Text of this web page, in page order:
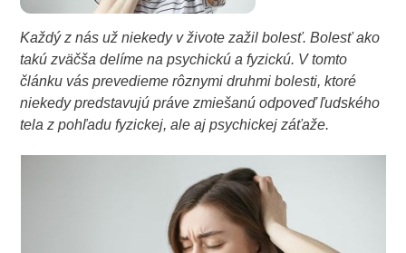
Každý z nás už niekedy v živote zažil bolesť. Bolesť ako
takú zväčša delíme na psychickú a fyzickú. V tomto
článku vás prevedieme rôznymi druhmi bolesti, ktoré
niekedy predstavujú práve zmiešanú odpoveď ľudského
tela z pohľadu fyzickej, ale aj psychickej záťaže.